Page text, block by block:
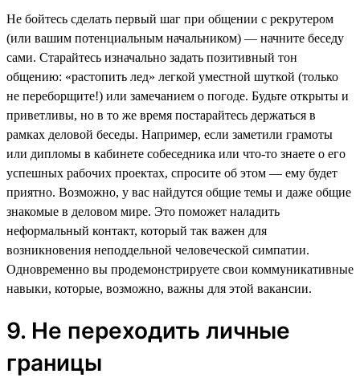
Не бойтесь сделать первый шаг при общении с рекрутером
(или вашим потенциальным начальником) — начните беседу
сами. Старайтесь изначально задать позитивный тон
общению: «растопить лед» легкой уместной шуткой (только
не переборщите!) или замечанием о погоде. Будьте открыты и
приветливы, но в то же время постарайтесь держаться в
рамках деловой беседы. Например, если заметили грамоты
или дипломы в кабинете собеседника или что-то знаете о его
успешных рабочих проектах, спросите об этом — ему будет
приятно. Возможно, у вас найдутся общие темы и даже общие
знакомые в деловом мире. Это поможет наладить
неформальный контакт, который так важен для
возникновения неподдельной человеческой симпатии.
Одновременно вы продемонстрируете свои коммуникативные
навыки, которые, возможно, важны для этой вакансии.
9. Не переходить личные
границы